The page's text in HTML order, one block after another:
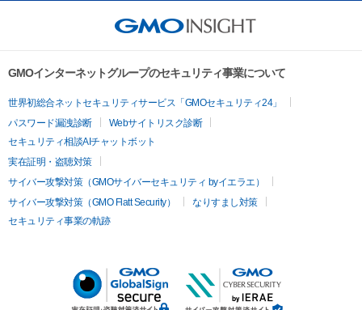
GMOインターネットグループのセキュリティ事業について
世界初総合ネットセキュリティサービス「GMOセキュリティ24」
パスワード漏洩診断
Webサイトリスク診断
セキュリティ相談AIチャットボット
実在証明・盗聴対策
サイバー攻撃対策（GMOサイバーセキュリティ byイエラエ）
サイバー攻撃対策（GMO Flatt Security）
なりすまし対策
セキュリティ事業の軌跡